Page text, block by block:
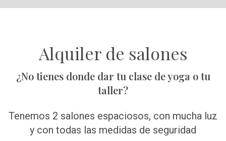
Alquiler de salones
¿No tienes donde dar tu clase de yoga o tu
taller?
Tenemos 2 salones espaciosos, con mucha luz
y con todas las medidas de seguridad